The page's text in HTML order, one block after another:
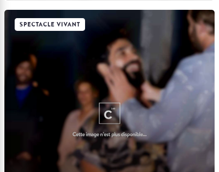
Lire l'article
SPECTACLE VIVANT